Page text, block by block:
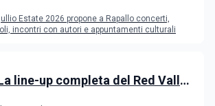
Estate 2026 propone a Rapallo concerti,
incontri con autori e appuntamenti culturali
line-up completa del Red Valley